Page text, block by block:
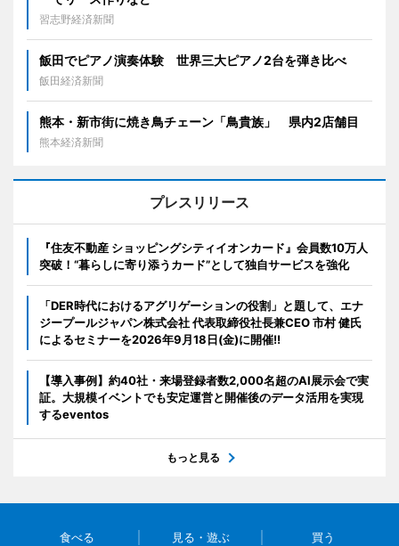
習志野経済新聞
飯田でピアノ演奏体験 世界三大ピアノ2台を弾き比べ
飯田経済新聞
熊本・新市街に焼き鳥チェーン「鳥貴族」 県内2店舗目
熊本経済新聞
プレスリリース
『住友不動産 ショッピングシティイオンカード』会員数10万人
突破！“暮らしに寄り添うカード”として独自サービスを強化
「DER時代におけるアグリゲーションの役割」と題して、エナ
ジープールジャパン株式会社 代表取締役社長兼CEO 市村 健氏
によるセミナーを2026年9月18日(金)に開催!!
【導入事例】約40社・来場登録者数2,000名超のAI展示会で実
証。大規模イベントでも安定運営と開催後のデータ活用を実現
するeventos
もっと見る
食べる 見る・遊ぶ 買う